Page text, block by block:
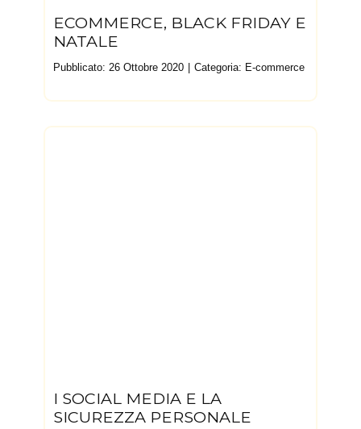
ECOMMERCE, BLACK FRIDAY E
NATALE
Pubblicato: 26 Ottobre 2020 Categoria: E-commerce
I SOCIAL MEDIA E LA
SICUREZZA PERSONALE